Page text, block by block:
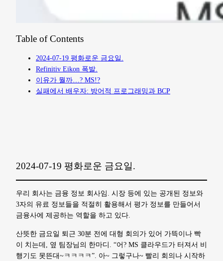
Table of Contents
2024-07-19 평화로운 금요일.
Refinitiv Eikon 폭발.
이유가 뭘까…? MS!?
실패에서 배우자: 방어적 프로그래밍과 BCP
2024-07-19 평화로운 금요일.
우리 회사는 금융 정보 회사임. 시장 등에 있는 공개된 정보와
3자의 유료 정보들을 적절히 활용해서 평가 정보를 만들어서
금융사에 제공하는 역할을 하고 있다.
산뜻한 금요일 퇴근 30분 전에 대형 회의가 있어 가뜩이나 빡
이 치는데, 옆 팀장님의 한마디. “어? MS 클라우드가 터져서 비
행기도 못뜬대~ㅋㅋㅋㅋ”. 아~ 그렇구나~ 빨리 회의나 시작하